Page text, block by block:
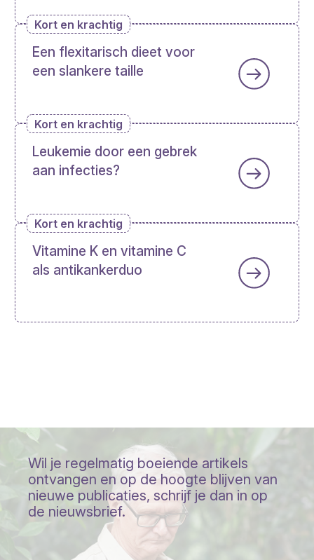
Kort en krachtig
Een flexitarisch dieet voor
een slankere taille
Kort en krachtig
Leukemie door een gebrek
aan infecties?
Kort en krachtig
Vitamine K en vitamine C
als antikankerduo
Wil je regelmatig boeiende artikels
ontvangen en op de hoogte blijven van
nieuwe publicaties, schrijf je dan in op
de nieuwsbrief.